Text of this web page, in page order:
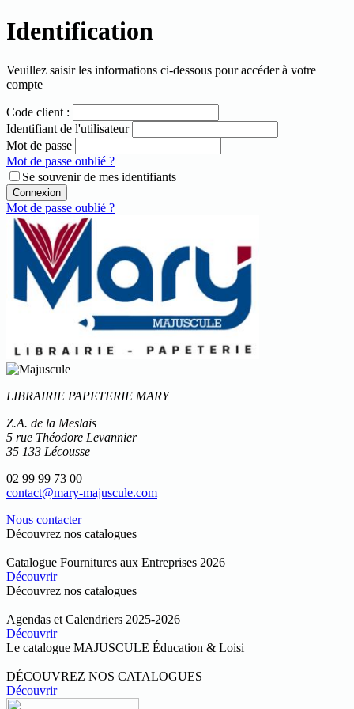
Identification
Veuillez saisir les informations ci-dessous pour accéder à votre
compte
Code client :
Identifiant de l'utilisateur
Mot de passe
Mot de passe oublié ?
Se souvenir de mes identifiants
Connexion
Mot de passe oublié ?
LIBRAIRIE PAPETERIE MARY
Z.A. de la Meslais
5 rue Théodore Levannier
35 133 Lécousse
02 99 99 73 00
contact@mary-majuscule.com
Nous contacter
Découvrez nos catalogues
Catalogue Fournitures aux Entreprises 2026
Découvrir
Découvrez nos catalogues
Agendas et Calendriers 2025-2026
Découvrir
Le catalogue MAJUSCULE Éducation & Loisi
DÉCOUVREZ NOS CATALOGUES
Découvrir